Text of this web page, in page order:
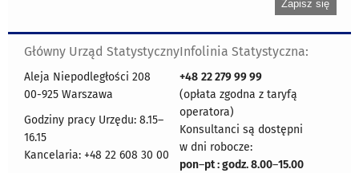
Główny Urząd Statystyczny
Aleja Niepodległości 208
00-925 Warszawa
Godziny pracy Urzędu: 8.15–
16.15
Kancelaria: +48 22 608 30 00
Infolinia Statystyczna:
+48 22 279 99 99
(opłata zgodna z taryfą
operatora)
Konsultanci są dostępni
w dni robocze:
pon–pt : godz. 8.00–15.00